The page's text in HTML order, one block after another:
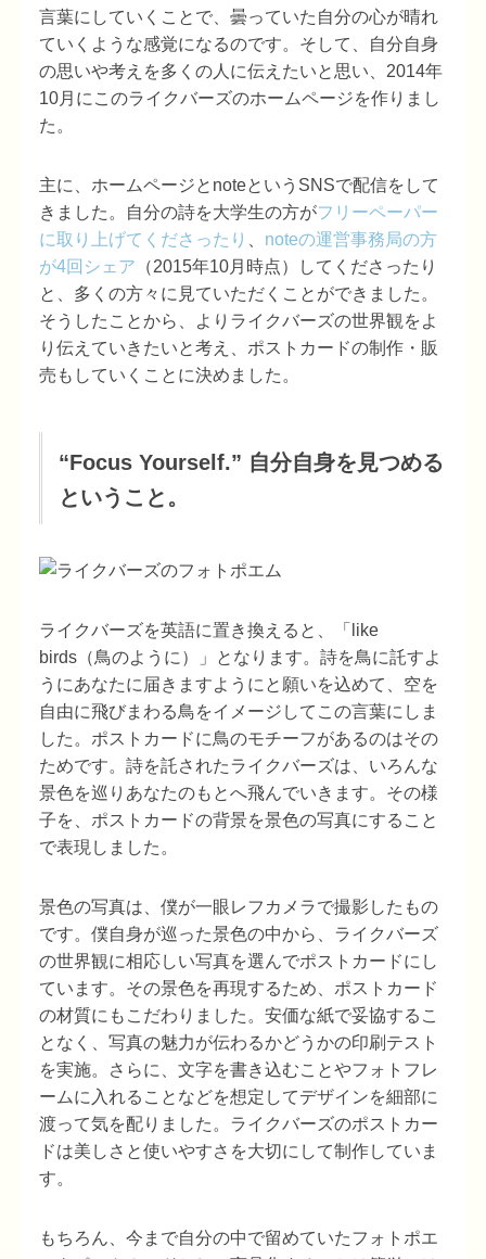
言葉にしていくことで、曇っていた自分の心が晴れ
ていくような感覚になるのです。そして、自分自身
の思いや考えを多くの人に伝えたいと思い、2014年
10月にこのライクバーズのホームページを作りまし
た。
主に、ホームページとnoteというSNSで配信をして
きました。自分の詩を大学生の方がフリーペーパー
に取り上げてくださったり
noteの運営事務局の方
が4回シェア （2015年10月時点）してくださったり
と、多くの方々に見ていただくことができました。
そうしたことから、よりライクバーズの世界観をよ
り伝えていきたいと考え、ポストカードの制作・販
売もしていくことに決めました。
“Focus Yourself.” 自分自身を見つめる
ということ。
ライクバーズを英語に置き換えると、「like
birds（鳥のように）」となります。詩を鳥に託すよ
うにあなたに届きますようにと願いを込めて、空を
自由に飛びまわる鳥をイメージしてこの言葉にしま
した。ポストカードに鳥のモチーフがあるのはその
ためです。詩を託されたライクバーズは、いろんな
景色を巡りあなたのもとへ飛んでいきます。その様
子を、ポストカードの背景を景色の写真にすること
で表現しました。
景色の写真は、僕が一眼レフカメラで撮影したもの
です。僕自身が巡った景色の中から、ライクバーズ
の世界観に相応しい写真を選んでポストカードにし
ています。その景色を再現するため、ポストカード
の材質にもこだわりました。安価な紙で妥協するこ
となく、写真の魅力が伝わるかどうかの印刷テスト
を実施。さらに、文字を書き込むことやフォトフレ
ームに入れることなどを想定してデザインを細部に
渡って気を配りました。ライクバーズのポストカー
ドは美しさと使いやすさを大切にして制作していま
す。
もちろん、今まで自分の中で留めていたフォトポエ